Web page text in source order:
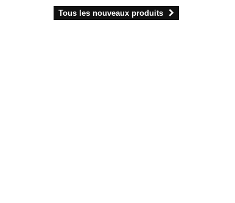
graphique
personnelle ainsi
widgets, modes
clair et sombre,
Tous les nouveaux produits